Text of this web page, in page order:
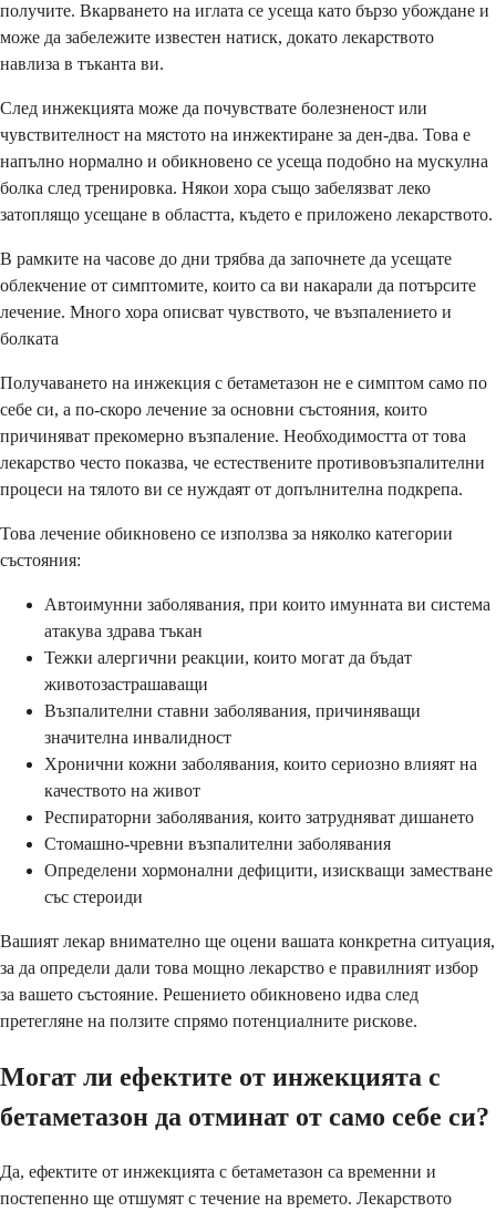
получите. Вкарването на иглата се усеща като бързо убождане и
може да забележите известен натиск, докато лекарството
навлиза в тъканта ви.
След инжекцията може да почувствате болезненост или
чувствителност на мястото на инжектиране за ден-два. Това е
напълно нормално и обикновено се усеща подобно на мускулна
болка след тренировка. Някои хора също забелязват леко
затоплящо усещане в областта, където е приложено лекарството.
В рамките на часове до дни трябва да започнете да усещате
облекчение от симптомите, които са ви накарали да потърсите
лечение. Много хора описват чувството, че възпалението и
болката
Получаването на инжекция с бетаметазон не е симптом само по
себе си, а по-скоро лечение за основни състояния, които
причиняват прекомерно възпаление. Необходимостта от това
лекарство често показва, че естествените противовъзпалителни
процеси на тялото ви се нуждаят от допълнителна подкрепа.
Това лечение обикновено се използва за няколко категории
състояния:
Автоимунни заболявания, при които имунната ви система
атакува здрава тъкан
Тежки алергични реакции, които могат да бъдат
животозастрашаващи
Възпалителни ставни заболявания, причиняващи
значителна инвалидност
Хронични кожни заболявания, които сериозно влияят на
качеството на живот
Респираторни заболявания, които затрудняват дишането
Стомашно-чревни възпалителни заболявания
Определени хормонални дефицити, изискващи заместване
със стероиди
Вашият лекар внимателно ще оцени вашата конкретна ситуация,
за да определи дали това мощно лекарство е правилният избор
за вашето състояние. Решението обикновено идва след
претегляне на ползите спрямо потенциалните рискове.
Могат ли ефектите от инжекцията с
бетаметазон да отминат от само себе си?
Да, ефектите от инжекцията с бетаметазон са временни и
постепенно ще отшумят с течение на времето. Лекарството